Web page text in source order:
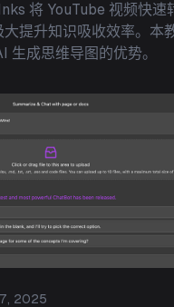
将 YouTube 视频快速
提升知识吸收效率。本
生成思维导图的优势。
2025